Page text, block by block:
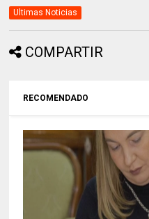
Ultimas Noticias
COMPARTIR
RECOMENDADO